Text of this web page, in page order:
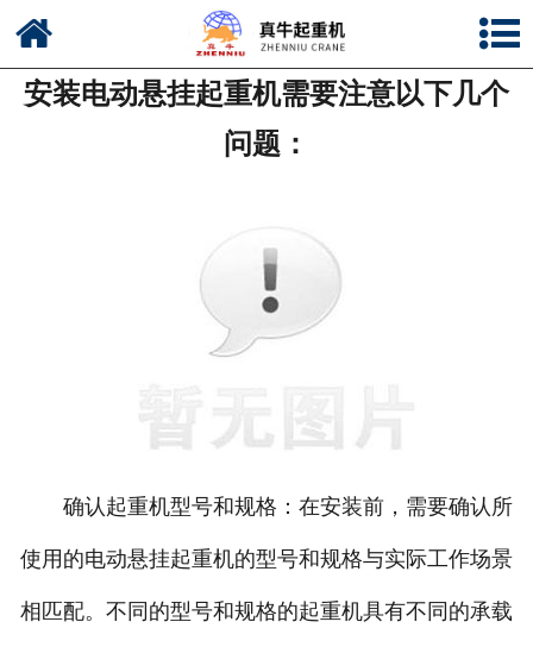
公司简介
安装电动悬挂起重机需要注意以下几个
问题：
确认起重机型号和规格：在安装前，需要确认所
使用的电动悬挂起重机的型号和规格与实际工作场景
相匹配。不同的型号和规格的起重机具有不同的承载